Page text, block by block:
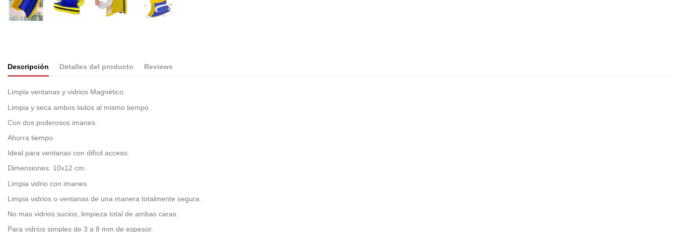
Descripción Detalles del producto Reviews
Limpia ventanas y vidrios Magnético.
Limpia y seca ambos lados al mismo tiempo.
Con dos poderosos imanes.
Ahorra tiempo.
Ideal para ventanas con difícil acceso.
Dimensiones: 10x12 cm.
Limpia vidrio con imanes.
Limpia vidrios o ventanas de una manera totalmente segura.
No mas vidrios sucios, limpieza total de ambas caras.
Para vidrios simples de 3 a 8 mm de espesor.